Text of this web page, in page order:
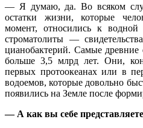
— Я думаю, да. Во всяком
остатки жизни, которые
момент, относились к
строматолиты —
цианобактерий. Самые древние
больше 3,5 млрд лет. Они,
первых протоокеанах или в
водоемов, которые довольно
появились на Земле после
— А как вы себе